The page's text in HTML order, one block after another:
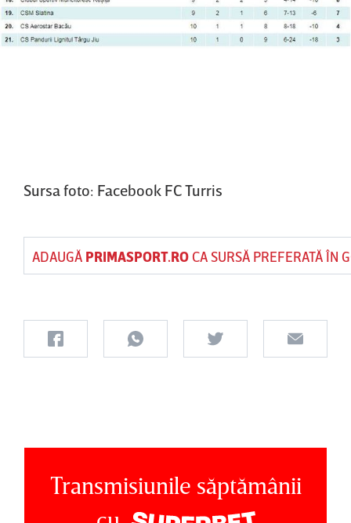
Sursa foto: Facebook FC Turris
ADAUGĂ PRIMASPORT.ROCA SURSĂ PREFERATĂ ÎN
Transmisiunile săptămânii